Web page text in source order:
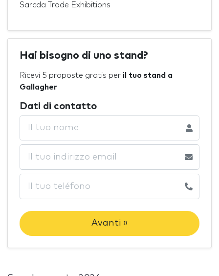
Sarcda Trade Exhibitions
Hai bisogno di uno stand?
Ricevi 5 proposte gratis per il tuo stand a
Gallagher
Dati di contatto
Avanti »